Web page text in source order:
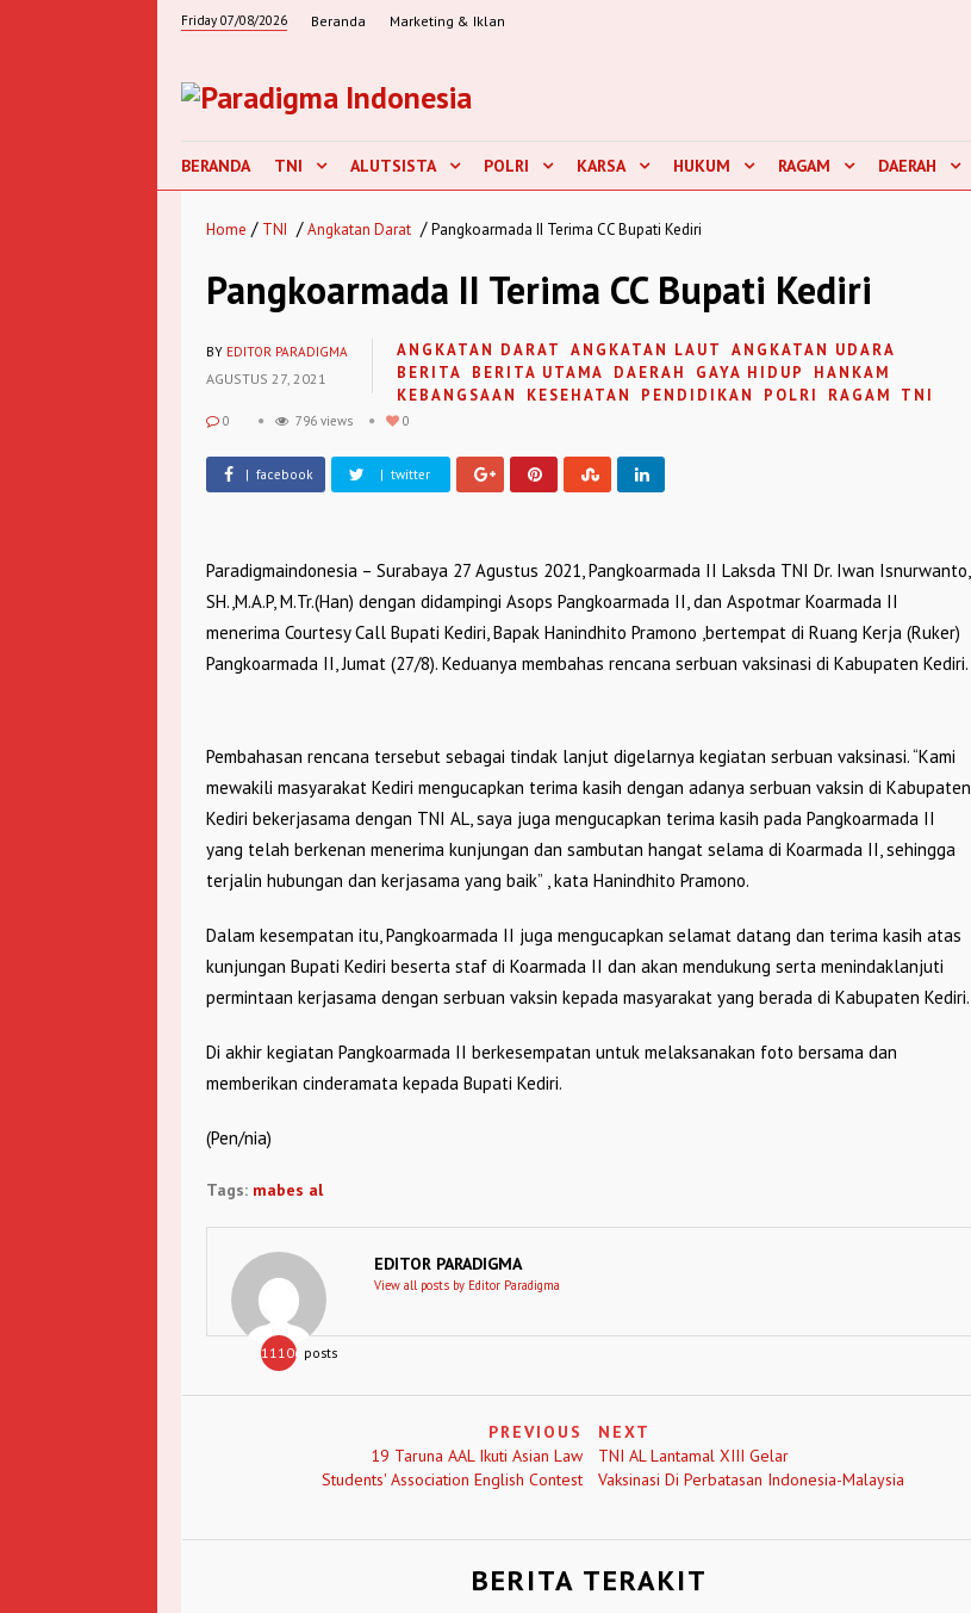
Friday 07/08/2026 Beranda Marketing & Iklan
BERANDA TNI ALUTSISTA POLRI KARSA HUKUM RAGAM DAERAH
Home / TNI / Angkatan Darat / Pangkoarmada II Terima CC Bupati Kediri
Pangkoarmada II Terima CC Bupati Kediri
BY EDITOR PARADIGMA
AGUSTUS 27, 2021
ANGKATAN DARAT ANGKATAN LAUT
ANGKATAN UDARA
BERITA
BERITA UTAMA DAERAH GAYA HIDUP
HANKAM
KEBANGSAAN
KESEHATAN PENDIDIKAN POLRI RAGAM TNI
0 796 views 0
| facebook | twitter
Paradigmaindonesia – Surabaya 27 Agustus 2021, Pangkoarmada II Laksda TNI Dr. Iwan Isnurwanto,
SH.,M.A.P, M.Tr.(Han) dengan didampingi Asops Pangkoarmada II, dan Aspotmar Koarmada II
menerima Courtesy Call Bupati Kediri, Bapak Hanindhito Pramono ,bertempat di Ruang Kerja (Ruker)
Pangkoarmada II, Jumat (27/8). Keduanya membahas rencana serbuan vaksinasi di Kabupaten Kediri.
Pembahasan rencana tersebut sebagai tindak lanjut digelarnya kegiatan serbuan vaksinasi. “Kami
mewakili masyarakat Kediri mengucapkan terima kasih dengan adanya serbuan vaksin di Kabupaten
Kediri bekerjasama dengan TNI AL, saya juga mengucapkan terima kasih pada Pangkoarmada II
yang telah berkenan menerima kunjungan dan sambutan hangat selama di Koarmada II, sehingga
terjalin hubungan dan kerjasama yang baik” , kata Hanindhito Pramono.
Dalam kesempatan itu, Pangkoarmada II juga mengucapkan selamat datang dan terima kasih atas
kunjungan Bupati Kediri beserta staf di Koarmada II dan akan mendukung serta menindaklanjuti
permintaan kerjasama dengan serbuan vaksin kepada masyarakat yang berada di Kabupaten Kediri.
Di akhir kegiatan Pangkoarmada II berkesempatan untuk melaksanakan foto bersama dan
memberikan cinderamata kepada Bupati Kediri.
(Pen/nia)
Tags: mabes al
11106 posts
EDITOR PARADIGMA
View all posts by Editor Paradigma
PREVIOUS
19 Taruna AAL Ikuti Asian Law
Students' Association English Contest
NEXT
TNI AL Lantamal XIII Gelar
Vaksinasi Di Perbatasan Indonesia-Malaysia
BERITA TERAKIT